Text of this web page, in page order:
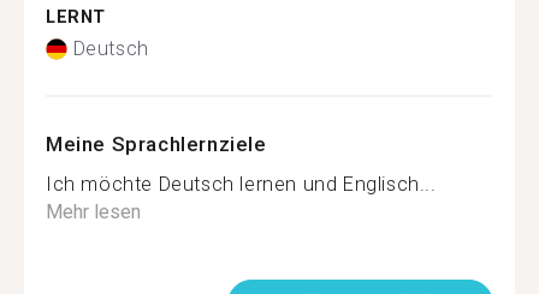
LERNT
Deutsch
Meine Sprachlernziele
Ich möchte Deutsch lernen und Englisch...
Mehr lesen